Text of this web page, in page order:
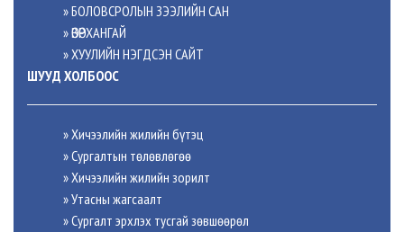
» БОЛОВСРОЛЫН ЗЭЭЛИЙН САН
» ӨВӨРХАНГАЙ
» ХУУЛИЙН НЭГДСЭН САЙТ
ШУУД ХОЛБООС
» Хичээлийн жилийн бүтэц
» Сургалтын төлөвлөгөө
» Хичээлийн жилийн зорилт
» Утасны жагсаалт
» Сургалт эрхлэх тусгай зөвшөөрөл